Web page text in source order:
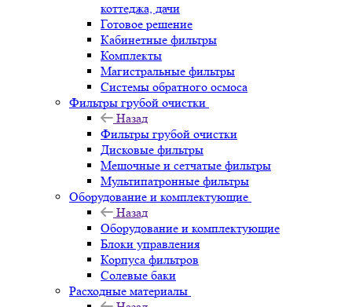
коттеджа, дачи
Готовое решение
Кабинетные фильтры
Комплекты
Магистральные фильтры
Системы обратного осмоса
Фильтры грубой очистки
Назад
Фильтры грубой очистки
Дисковые фильтры
Мешочные и сетчатые фильтры
Мультипатронные фильтры
Оборудование и комплектующие
Назад
Оборудование и комплектующие
Блоки управления
Корпуса фильтров
Солевые баки
Расходные материалы